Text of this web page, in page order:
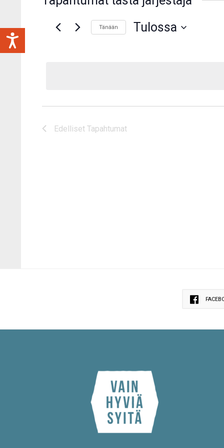
Tänään Tulossa
Edelliset Tapahtumat